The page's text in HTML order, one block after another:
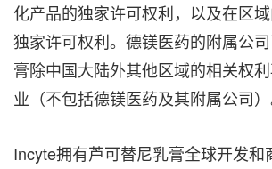
化产品的独家许可权利，以及在区
独家许可权利。德镁医药的附属公
膏除中国大陆外其他区域的相关权
业（不包括德镁医药及其附属公司）
Incyte拥有芦可替尼乳膏全球开发和